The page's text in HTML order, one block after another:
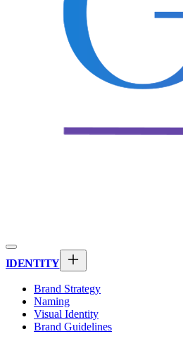
IDENTITY
Brand Strategy
Naming
Visual Identity
Brand Guidelines